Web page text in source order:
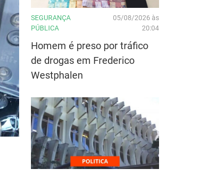
SEGURANÇA
PÚBLICA
05/08/2026 às
20:04
Homem é preso por tráfico
de drogas em Frederico
Westphalen